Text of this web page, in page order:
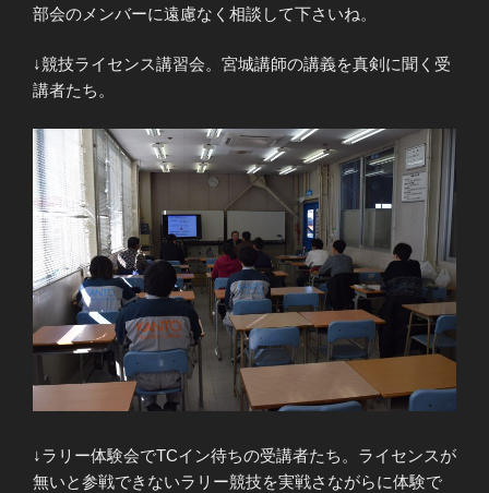
部会のメンバーに遠慮なく相談して下さいね。
↓競技ライセンス講習会。宮城講師の講義を真剣に聞く受
講者たち。
↓ラリー体験会でTCイン待ちの受講者たち。ライセンスが
無いと参戦できないラリー競技を実戦さながらに体験で